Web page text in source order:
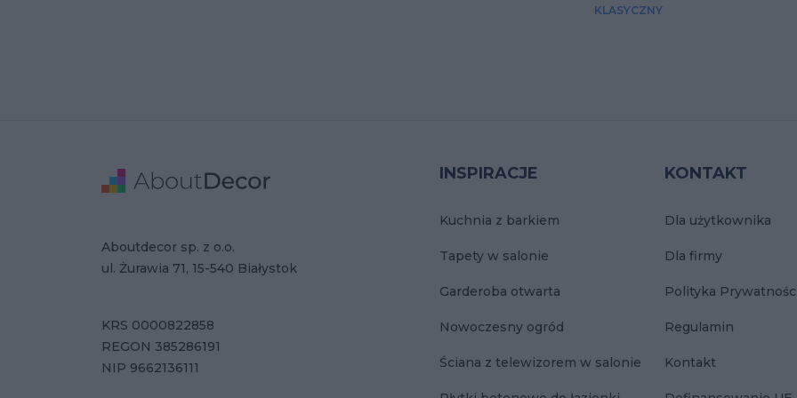
KLASYCZNY
INSPIRACJE
Kuchnia z barkiem
Tapety w salonie
Garderoba otwarta
Nowoczesny ogród
Ściana z telewizorem w salonie
KONTAKT
Dla użytkownika
Dla firmy
Polityka
Regulamin
Kontakt
Adres
Aboutdecor sp. z o.o.
ul. Żurawia 71, 15-540 Białystok
Dane Firmy
KRS 0000822858
REGON 385286191
NIP 9662136111